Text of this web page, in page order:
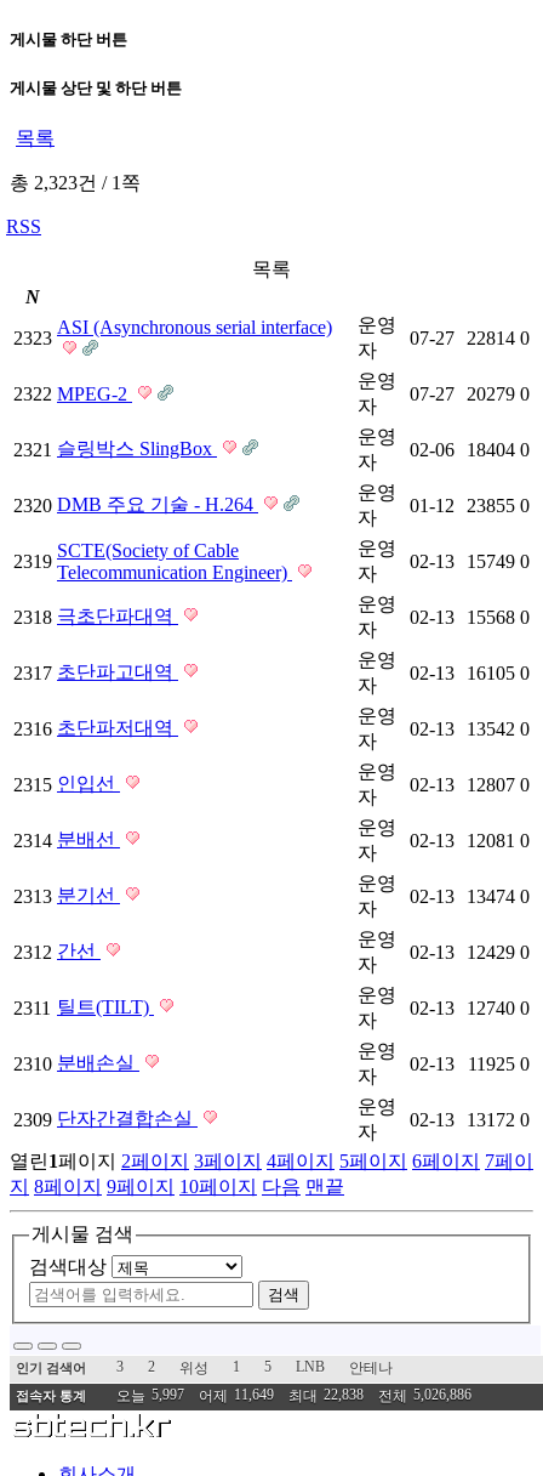
게시물 하단 버튼
게시물 상단 및 하단 버튼
목록
총 2,323건 /1쪽
RSS
목록
N
2323
ASI (Asynchronous serial interface)
운영
자
07-27 22814 0
2322 MPEG-2
운영
자
07-27 20279 0
2321 슬링박스 SlingBox
운영
자
02-06 18404 0
2320 DMB 주요 기술 - H.264
운영
자
01-12 23855 0
2319
SCTE(Society of Cable
Telecommunication Engineer)
운영
자
02-13 15749 0
2318 극초단파대역
운영
자
02-13 15568 0
2317 초단파고대역
운영
자
02-13 16105 0
2316 초단파저대역
운영
자
02-13 13542 0
2315 인입선
운영
자
02-13 12807 0
2314 분배선
운영
자
02-13 12081 0
2313 분기선
운영
자
02-13 13474 0
2312 간선
운영
자
02-13 12429 0
2311 틸트(TILT)
운영
자
02-13 12740 0
2310 분배손실
운영
자
02-13 11925 0
2309 단자간결합손실
운영
자
02-13 13172 0
열린1페이지 2페이지 3페이지 4페이지 5페이지 6페이지 7페이
지 8페이지 9페이지 10페이지 다음 맨끝
게시물 검색
검색대상
검색
인기 검색어 3 2 위성 1 5 LNB 안테나
접속자 통계 오늘 5,997 어제 11,649 최대 22,838 전체 5,026,886